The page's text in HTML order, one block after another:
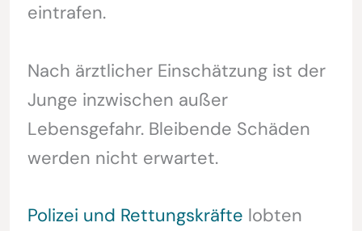
eintrafen.
Nach ärztlicher Einschätzung ist der
Junge inzwischen außer
Lebensgefahr. Bleibende Schäden
werden nicht erwartet.
Polizei und Rettungskräfte lobten